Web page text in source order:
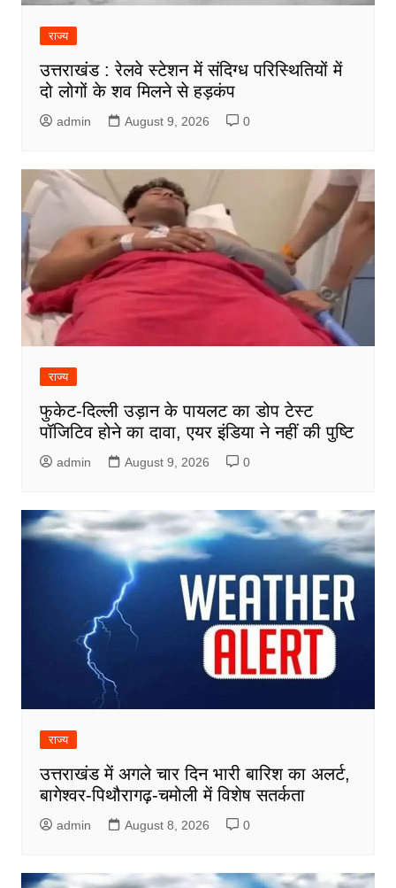
राज्य
उत्तराखंड : रेलवे स्टेशन में संदिग्ध परिस्थितियों में
दो लोगों के शव मिलने से हड़कंप
admin August 9, 2026 0
राज्य
फुकेट-दिल्ली उड़ान के पायलट का डोप टेस्ट
पॉजिटिव होने का दावा, एयर इंडिया ने नहीं की पुष्टि
admin August 9, 2026 0
राज्य
उत्तराखंड में अगले चार दिन भारी बारिश का अलर्ट,
बागेश्वर-पिथौरागढ़-चमोली में विशेष सतर्कता
admin August 8, 2026 0